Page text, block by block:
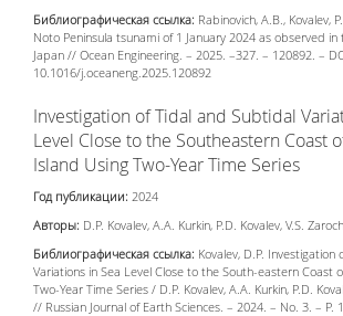
Библиографическая ссылка: Rabinovich, A.B., Kovalev,
Noto Peninsula tsunami of 1 January 2024 as observed
Japan // Ocean Engineering. – 2025. –327. – 120892. –
10.1016/j.oceaneng.2025.120892
Investigation of Tidal and Subtidal
Level Close to the Southeastern Coast
Island Using Two-Year Time Series
Год публикации: 2024
Авторы: D.P. Kovalev, A.A. Kurkin, P.D. Kovalev, V.S.
Библиографическая ссылка: Kovalev, D.P.
Variations in Sea Level Close to the South-eastern Coast
Two-Year Time Series / D.P. Kovalev, A.A. Kurkin, P.D.
// Russian Journal of Earth Sciences. – 2024. – No. 3. – P.